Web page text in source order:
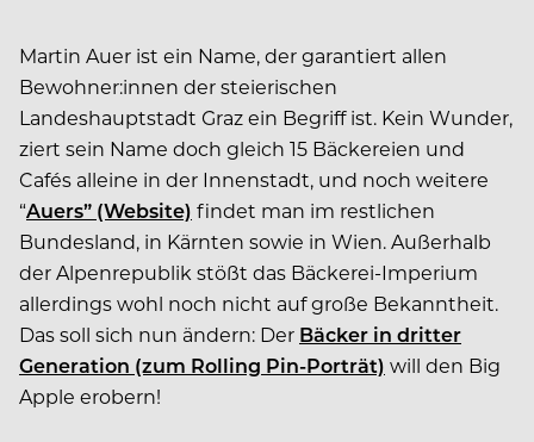
Martin Auer ist ein Name, der garantiert allen
Bewohner:innen der steierischen
Landeshauptstadt Graz ein Begriff ist. Kein Wunder,
ziert sein Name doch gleich 15 Bäckereien und
Cafés alleine in der Innenstadt, und noch weitere
“Auers” (Website) findet man im restlichen
Bundesland, in Kärnten sowie in Wien. Außerhalb
der Alpenrepublik stößt das Bäckerei-Imperium
allerdings wohl noch nicht auf große Bekanntheit.
Das soll sich nun ändern: Der Bäcker in dritter
Generation (zum Rolling Pin-Porträt) will den Big
Apple erobern!